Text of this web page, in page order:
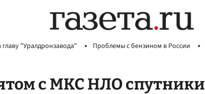
"Уралдронзавода" Проблемы с бензином в России
с МКС НЛО спутники